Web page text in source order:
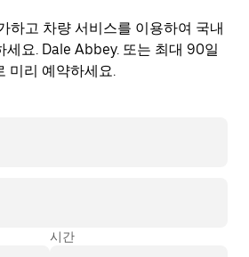
하고 차량 서비스를 이용하여 국내
세요. Dale Abbey. 또는 최대 90일
미리 예약하세요.
시간